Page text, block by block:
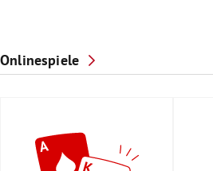
Onlinespiele